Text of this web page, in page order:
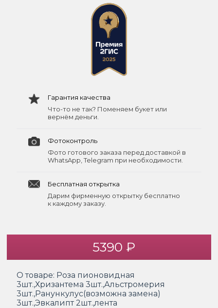
Гарантия качества
Что-то не так? Поменяем букет или
вернём деньги.
Фотоконтроль
Фото готового заказа перед доставкой в
WhatsApp, Telegram при необходимости.
Бесплатная открытка
Дарим фирменную открытку бесплатно
к каждому заказу.
5390 ₽
О товаре: Роза пионовидная
3шт.,Хризантема 3шт.,Альстромерия
3шт.,Ранункулус(возможна замена)
3шт.,Эвкалипт 2шт.,лента